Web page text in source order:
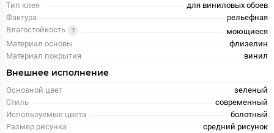
Тип клея
для виниловых обоев
Фактура
рельефная
Влагостойкость
моющиеся
Материал основы
флизелин
Материал покрытия
винил
Внешнее исполнение
Основной цвет
зеленый
Стиль
современный
Используемые цвета
болотный
Размер рисунка
средний рисунок